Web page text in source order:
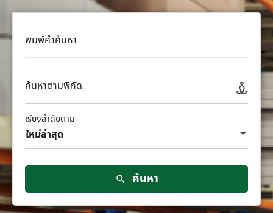
พิมพ์คำค้นหา..
ค้นหาตามพิกัด..
ใหม่ล่าสุด
เรียงลำดับตาม
ค้นหา